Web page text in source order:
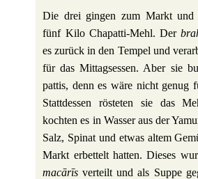
Die drei gingen zum Markt und
fünf Kilo Chapatti-Mehl. Der
es zurück in den Tempel und
für das Mit­tags­essen. Aber sie
pattis, denn es wäre nicht genug
Statt­dessen rösteten sie das
kochten es in Wasser aus der
Salz, Spinat und etwas altem
Markt erbet­telt hatten. Dieses
macārīs ver­teilt und als Suppe